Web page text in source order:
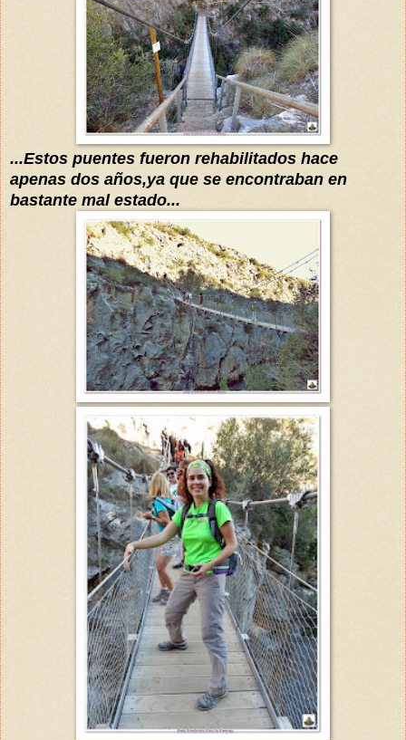
...Estos puentes fueron rehabilitados hace
apenas dos años,ya que se encontraban en
bastante mal estado...